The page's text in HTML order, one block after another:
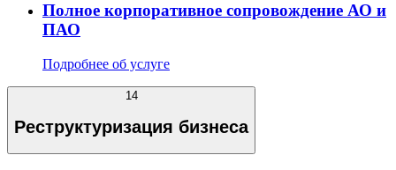
Полное корпоративное сопровождение АО и
ПАО
Подробнее об услуге
14
Реструктуризация бизнеса